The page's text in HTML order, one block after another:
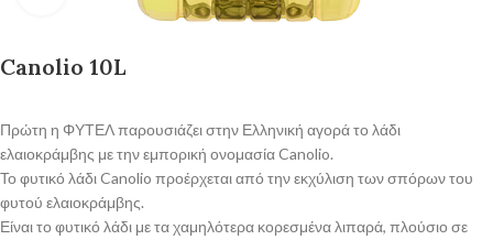
Canolio 10L
Πρώτη η ΦΥΤΕΛ παρουσιάζει στην Ελληνική αγορά το λάδι
ελαιοκράμβης με την εμπορική ονομασία Canolio.
Το φυτικό λάδι Canolio προέρχεται από την εκχύλιση των σπόρων του
φυτού ελαιοκράμβης.
Είναι το φυτικό λάδι με τα χαμηλότερα κορεσμένα λιπαρά, πλούσιο σε